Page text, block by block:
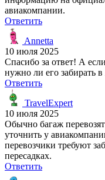
авиакомпании.
Ответить
Annetta
10 июля 2025
Спасибо за ответ! А
нужно ли его забирать
Ответить
TravelExpert
10 июля 2025
Обычно багаж
уточнить у
перевозчики требуют
пересадках.
Ответить